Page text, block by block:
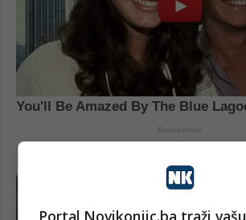
Portal Novikonjic.ba traži